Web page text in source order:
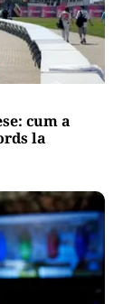
cum a
la